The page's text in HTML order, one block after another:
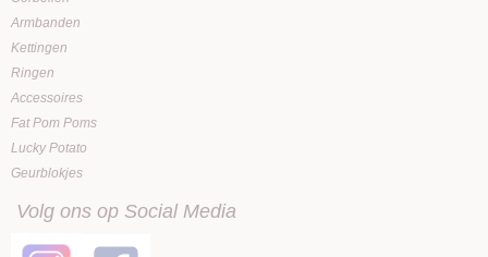
Armbanden
Kettingen
Ringen
Accessoires
Fat Pom Poms
Lucky Potato
Geurblokjes
Volg ons op Social Media